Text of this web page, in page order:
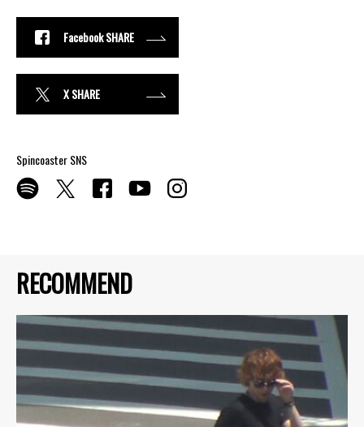
RECOMMEND
Facebook SHARE
X SHARE
Spincoaster SNS